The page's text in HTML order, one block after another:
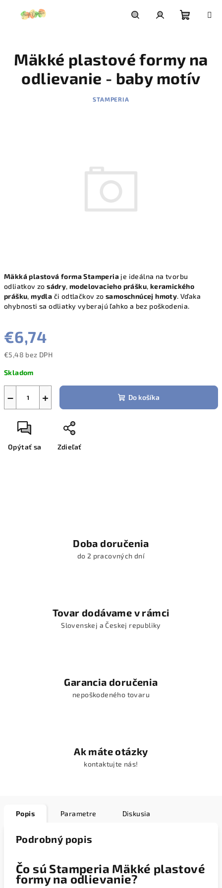
košík
Mäkká plastová forma Stamperia je ideálna na tvorbu
odliatkov zosádry,modelovacieho prášku, keramického
prášku,mydla či odtlačkov zosamoschnúcej hmoty. Vďaka
ohybnosti sa odliatky vyberajú ľahko a bez poškodenia.
€6,74
€5,48 bez DPH
cena:
Skladom
+
− Do košíka
Opýtať sa Zdieľať
Mäkké plastové formy na
odlievanie - baby motív
STAMPERIA
Doba doručenia
do 2 pracovných dní
Tovar dodávame v rámci
Slovenskej a Českej republiky
Garancia doručenia
nepoškodeného tovaru
Ak máte otázky
kontaktujte nás!
Popis Parametre Diskusia
Podrobný popis
Čo sú Stamperia Mäkké plastové
formy na odlievanie?